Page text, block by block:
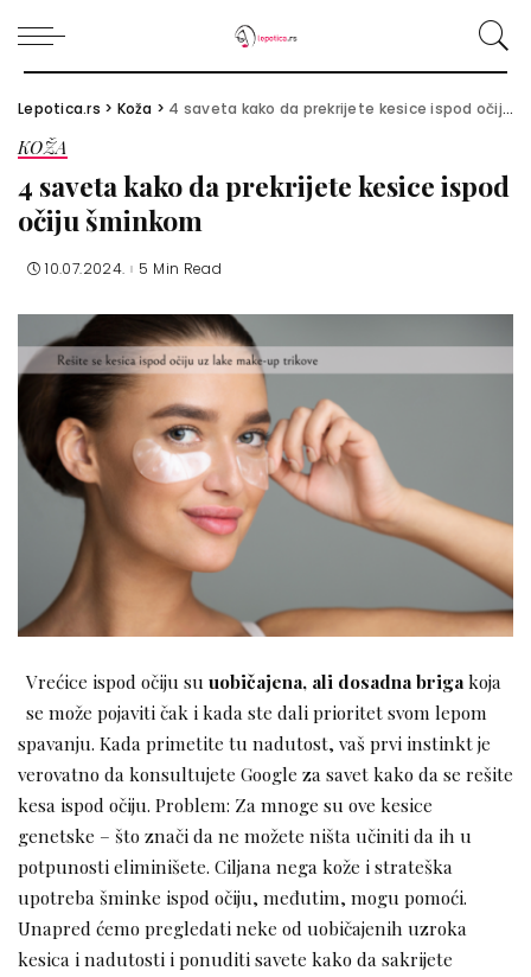
Lepotica.rs > Koža > 4 saveta kako da prekrijete kesice ispod očiju šminkom
KOŽA
4 saveta kako da prekrijete kesice ispod
očiju šminkom
10.07.2024. 5 Min Read
Vrećice ispod očiju su uobičajena, ali dosadna brigakoja
se može pojaviti čak i kada ste dali prioritet svom lepom
spavanju. Kada primetite tu nadutost, vaš prvi instinkt je
verovatno da konsultujete Google za savet kako da se rešite
kesa ispod očiju. Problem: Za mnoge su ove kesice
genetske – što znači da ne možete ništa učiniti da ih u
potpunosti eliminišete. Ciljana nega kože i strateška
upotreba šminke ispod očiju, međutim, mogu pomoći.
Unapred ćemo pregledati neke od uobičajenih uzroka
kesica i nadutosti i ponuditi savete kako da sakrijete